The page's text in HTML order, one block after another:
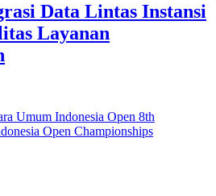
Data Lintas Instansi
Layanan